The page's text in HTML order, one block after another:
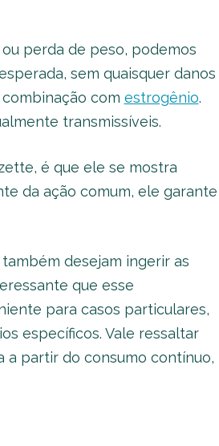
perda de peso, podemos
sem quaisquer danos
com estrogênio.
transmissíveis.
é que ele se mostra
da ação comum, ele garante
desejam ingerir as
que esse
para casos particulares,
específicos. Vale ressaltar
a partir do consumo contínuo,